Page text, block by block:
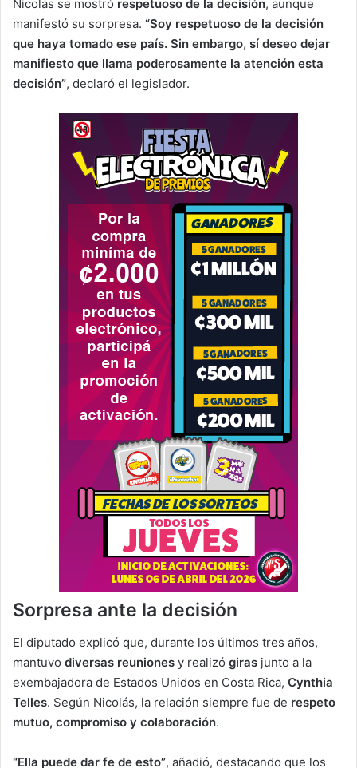
Nicolás se mostró respetuoso de la decisión, aunque
manifestó su sorpresa. “Soy respetuoso de la decisión
que haya tomado ese país. Sin embargo, sí deseo dejar
manifiesto que llama poderosamente la atención esta
decisión”, declaró el legislador.
Sorpresa ante la decisión
El diputado explicó que, durante los últimos tres años,
mantuvo diversas reuniones y realizó giras junto a la
exembajadora de Estados Unidos en Costa Rica, Cynthia
Telles. Según Nicolás, la relación siempre fue de respeto
mutuo, compromiso y colaboración.
“Ella puede dar fe de esto”, añadió, destacando que los